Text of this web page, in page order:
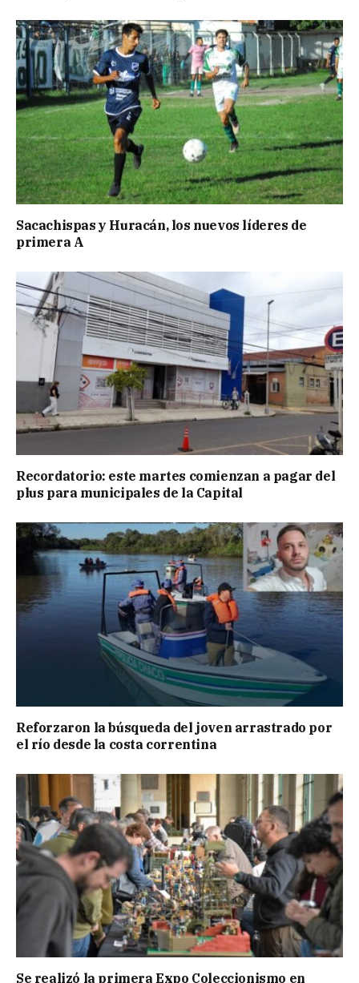
Sacachispas y Huracán, los nuevos líderes de
primera A
Recordatorio: este martes comienzan a pagar del
plus para municipales de la Capital
Reforzaron la búsqueda del joven arrastrado por
el río desde la costa correntina
Se realizó la primera Expo Coleccionismo en